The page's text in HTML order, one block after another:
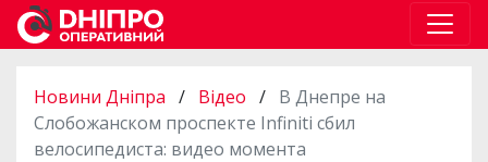
Новини Дніпра / Відео / В Днепре на
Слобожанском проспекте Infiniti сбил
велосипедиста: видео момента